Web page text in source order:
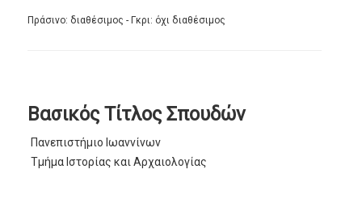
Πράσινο: διαθέσιμος - Γκρι: όχι διαθέσιμος
Βασικός Τίτλος Σπουδών
Πανεπιστήμιο Ιωαννίνων
Τμήμα Ιστορίας και Αρχαιολογίας